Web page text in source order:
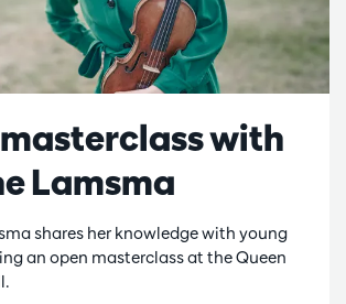
with
Lamsma
shares her knowledge with young
an open masterclass at the Queen